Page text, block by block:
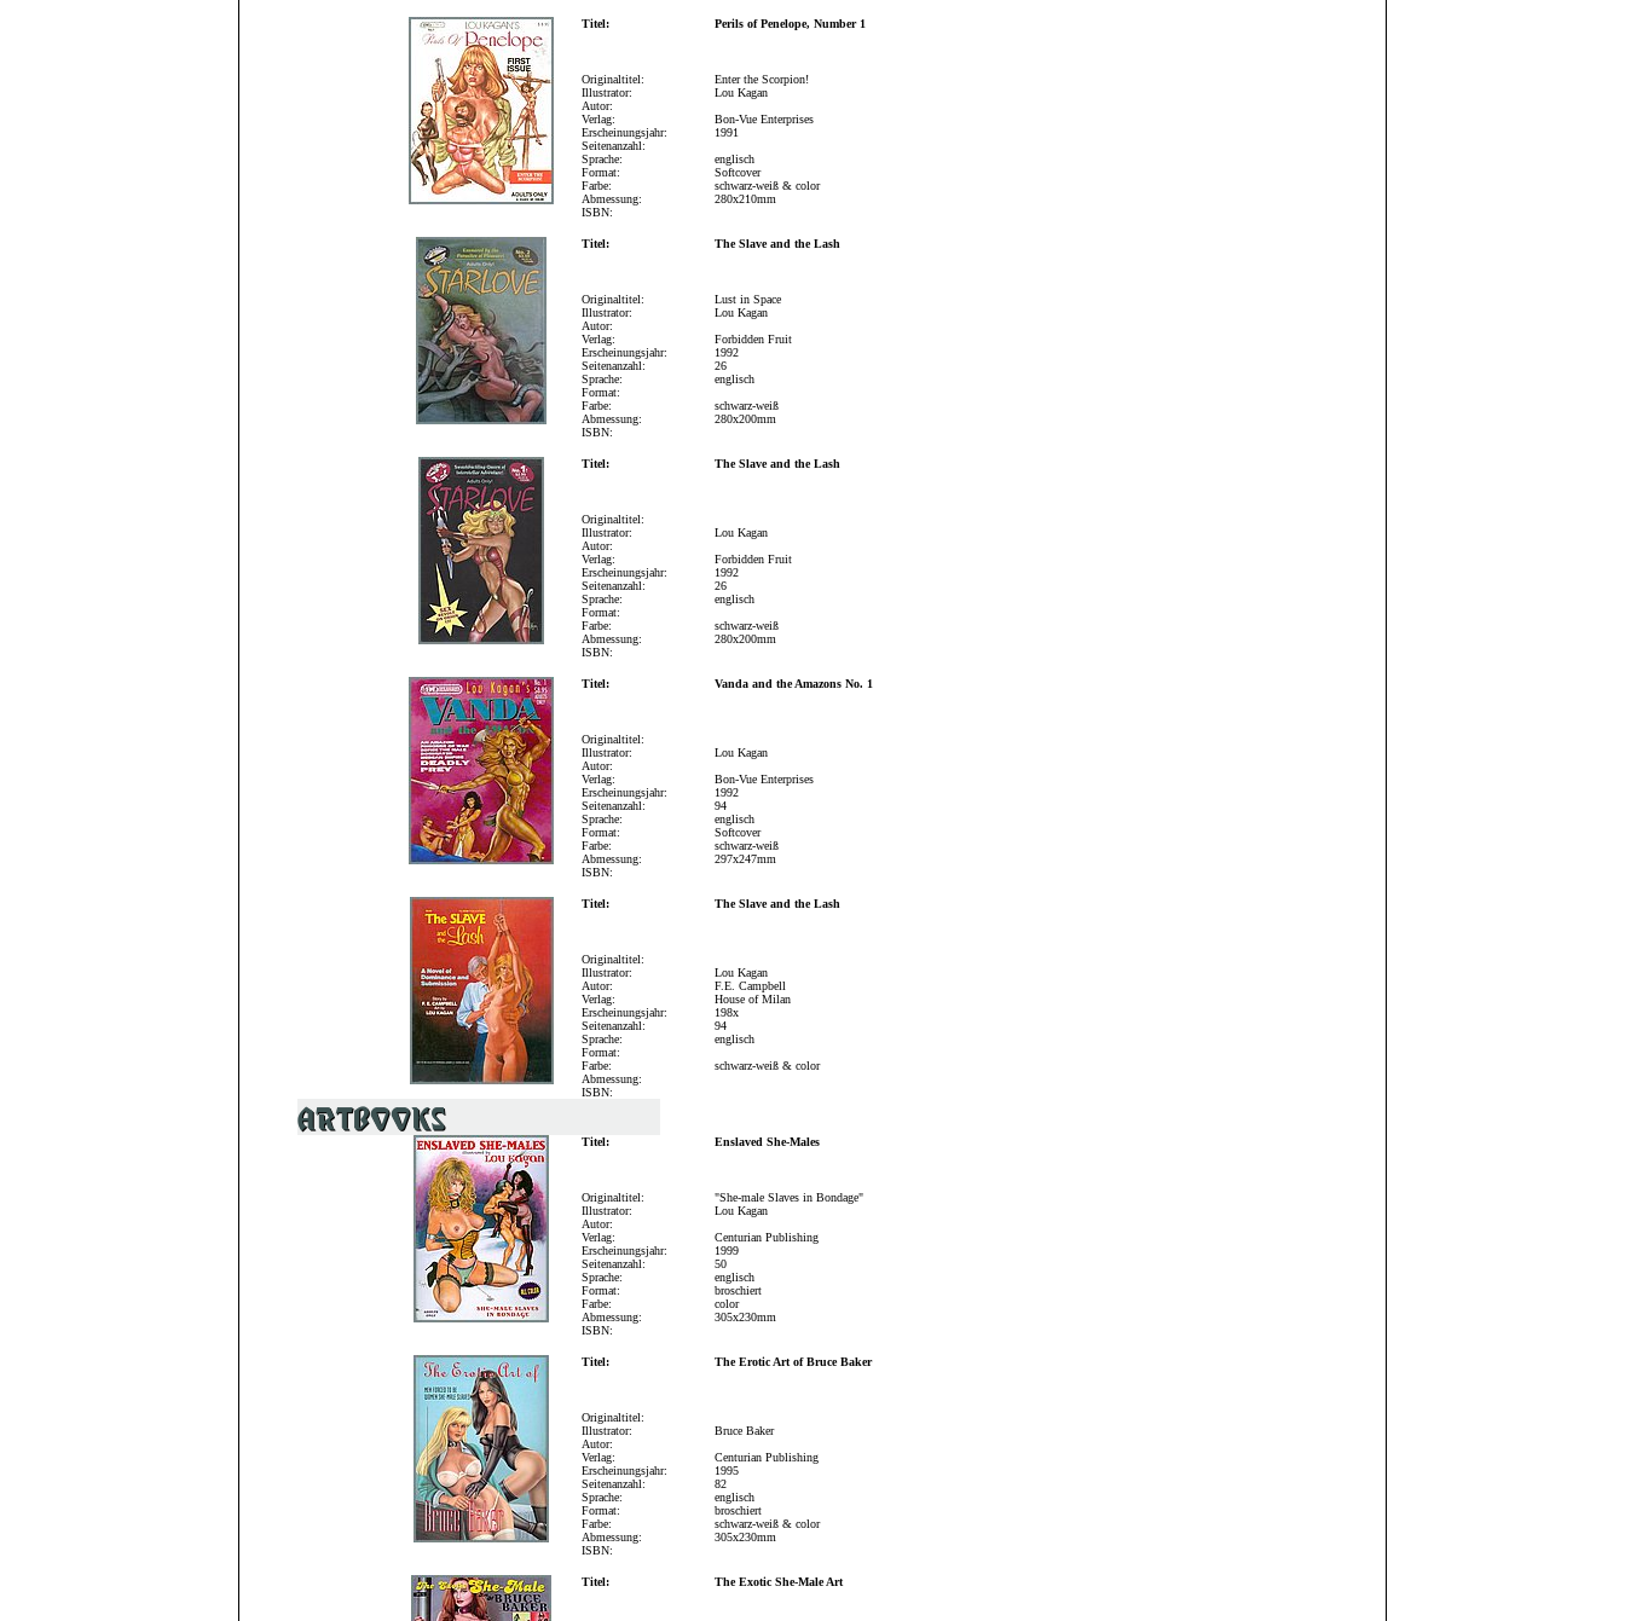
Titel: Perils of Penelope, Number 1
Originaltitel:
Illustrator:
Autor:
Verlag:
Erscheinungsjahr:
Seitenanzahl:
Sprache:
Format:
Farbe:
Abmessung:
ISBN:
Enter the Scorpion!
Lou Kagan
Bon-Vue Enterprises
1991
englisch
Softcover
schwarz-weiß & color
280x210mm
Titel: The Slave and the Lash
Originaltitel:
Illustrator:
Autor:
Verlag:
Erscheinungsjahr:
Seitenanzahl:
Sprache:
Format:
Farbe:
Abmessung:
ISBN:
Lust in Space
Lou Kagan
Forbidden Fruit
1992
26
englisch
schwarz-weiß
280x200mm
Titel: The Slave and the Lash
Originaltitel:
Illustrator:
Autor:
Verlag:
Erscheinungsjahr:
Seitenanzahl:
Sprache:
Format:
Farbe:
Abmessung:
ISBN:
Lou Kagan
Forbidden Fruit
1992
26
englisch
schwarz-weiß
280x200mm
Titel: Vanda and the Amazons No. 1
Originaltitel:
Illustrator:
Autor:
Verlag:
Erscheinungsjahr:
Seitenanzahl:
Sprache:
Format:
Farbe:
Abmessung:
ISBN:
Lou Kagan
Bon-Vue Enterprises
1992
94
englisch
Softcover
schwarz-weiß
297x247mm
Titel: The Slave and the Lash
Originaltitel:
Illustrator:
Autor:
Verlag:
Erscheinungsjahr:
Seitenanzahl:
Sprache:
Format:
Farbe:
Abmessung:
ISBN:
Lou Kagan
F.E. Campbell
House of Milan
198x
94
englisch
schwarz-weiß & color
Titel: Enslaved She-Males
Originaltitel:
Illustrator:
Autor:
Verlag:
Erscheinungsjahr:
Seitenanzahl:
Sprache:
Format:
Farbe:
Abmessung:
ISBN:
"She-male Slaves in Bondage"
Lou Kagan
Centurian Publishing
1999
50
englisch
broschiert
color
305x230mm
Titel: The Erotic Art of Bruce Baker
Originaltitel:
Illustrator:
Autor:
Verlag:
Erscheinungsjahr:
Seitenanzahl:
Sprache:
Format:
Farbe:
Abmessung:
ISBN:
Bruce Baker
Centurian Publishing
1995
82
englisch
broschiert
schwarz-weiß & color
305x230mm
Titel: The Exotic She-Male Art